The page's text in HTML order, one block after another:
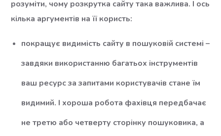
розуміти, чому розкрутка сайту така важлива. І ось
кілька аргументів на її користь:
покращує видимість сайту в пошуковій системі –
завдяки використанню багатьох інструментів
ваш ресурс за запитами користувачів стане їм
видимий. І хороша робота фахівця передбачає
не третю або четверту сторінку пошуковика, а